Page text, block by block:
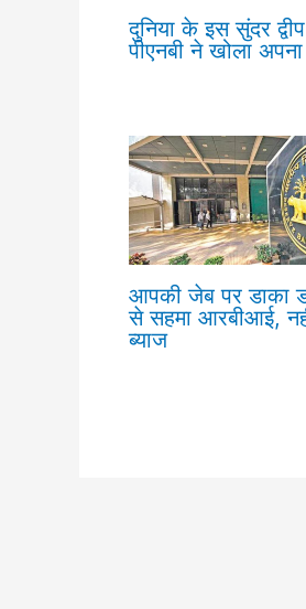
दुनिया के इस सुंदर
पीएनबी ने खोला
आपकी जेब पर डाका
से सहमा आरबीआई,
ब्याज